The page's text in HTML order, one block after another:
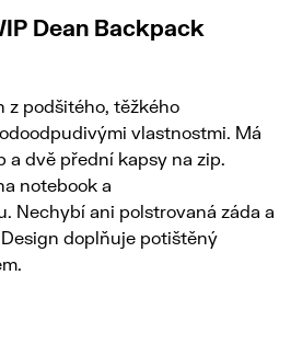
Dean Backpack
z podšitého, těžkého
vlastnostmi. Má
a dvě přední kapsy na zip.
notebook a
Nechybí ani polstrovaná záda a
doplňuje potištěný